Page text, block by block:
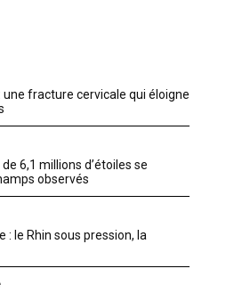
fracture cervicale qui éloigne
6,1 millions d’étoiles se
observés
: le Rhin sous pression, la